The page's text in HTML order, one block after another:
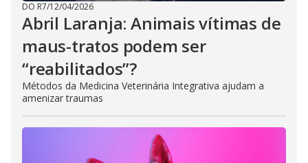
DO R7/12/04/2026
Abril Laranja: Animais vítimas de
maus-tratos podem ser
“reabilitados”?
Métodos da Medicina Veterinária Integrativa ajudam a
amenizar traumas